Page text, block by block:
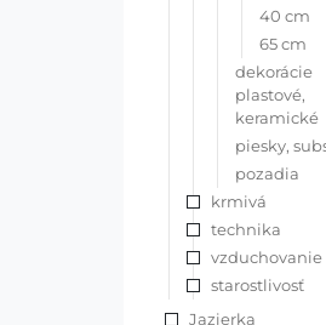
40 cm
65 cm
dekorácie
plastové,
keramické
piesky,
pozadia
krmivá
technika
vzduchovanie
starostlivosť
Jazierka